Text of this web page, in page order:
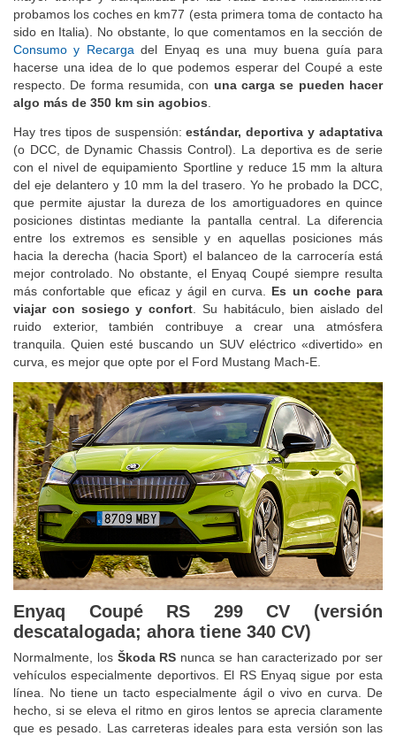
probamos los coches en km77 (esta primera toma de contacto ha
sido en Italia). No obstante, lo que comentamos en la sección de
Consumo y Recarga del Enyaq es una muy buena guía para
hacerse una idea de lo que podemos esperar del Coupé a este
respecto. De forma resumida, con una carga se pueden hacer
algo más de 350 km sin agobios
Hay tres tipos de suspensión:estándar, deportiva y adaptativa
(o DCC, de Dynamic Chassis Control). La deportiva es de serie
con el nivel de equipamiento Sportline y reduce 15 mm la altura
del eje delantero y 10 mm la del trasero. Yo he probado la DCC,
que permite ajustar la dureza de los amortiguadores en quince
posiciones distintas mediante la pantalla central. La diferencia
entre los extremos es sensible y en aquellas posiciones más
hacia la derecha (hacia Sport) el balanceo de la carrocería está
mejor controlado. No obstante, el Enyaq Coupé siempre resulta
más confortable que eficaz y ágil en curva. Es un coche para
viajar con sosiego y confort . Su habitáculo, bien aislado del
ruido exterior, también contribuye a crear una atmósfera
tranquila. Quien esté buscando un SUV eléctrico «divertido» en
curva, es mejor que opte por el Ford Mustang Mach-E.
Enyaq Coupé RS 299 CV (versión
descatalogada; ahora tiene 340 CV)
Normalmente, los Škoda RS nunca se han caracterizado por ser
vehículos especialmente deportivos. El RS Enyaq sigue por esta
línea. No tiene un tacto especialmente ágil o vivo en curva. De
hecho, si se eleva el ritmo en giros lentos se aprecia claramente
que es pesado. Las carreteras ideales para esta versión son las